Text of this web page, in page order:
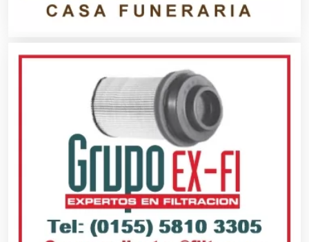
Cocinas Integrales
Combustibles y Lubricantes
Compresores de aire
Computadoras
Conferencias Empresariales
Construcciones en General